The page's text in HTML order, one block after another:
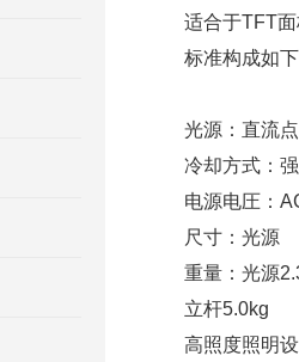
适合于TFT
标准构成如
光源：直流
冷却方式：
电源电圧：
尺寸：光
重量：光源
立杆5.0kg
高照度照明